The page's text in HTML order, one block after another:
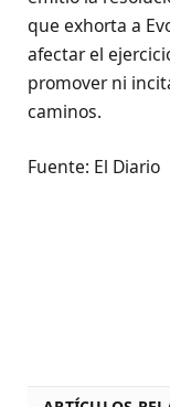
que exhorta a
afectar el
promover ni
caminos.
Fuente: El Diario